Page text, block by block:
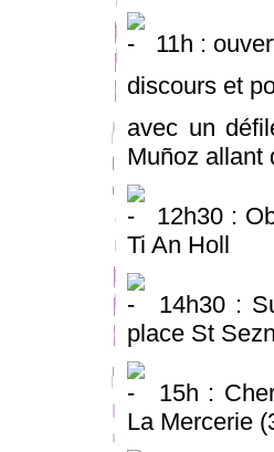
11h :
discours et
avec un
Muñoz allant
12h30 :
Ti An Holl
14h30 :
place St
15h :
La Mercerie